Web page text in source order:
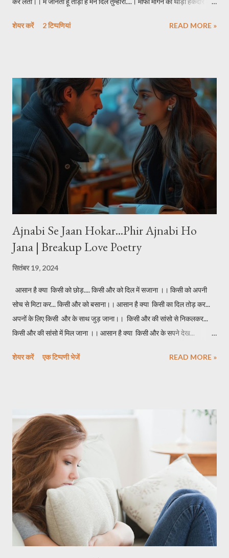
वफादार तो कर लेती।। ******
शेयर करें 2 टिप्पणियां READ MORE »
Ajnabi Se Jaan Hokar...Phir Ajnabi Ho
Jana | Breakup Love Poetry
सितंबर 19, 2024
आसान है क्या किसी को छोड़.... किसी और को दिल में सजाना ।। किसी को अपनी
सोच से मिटा कर... किसी और को बसाना।। आसान है क्या किसी का दिल तोड़ कर...
अपनों के लिए किसी और के साथ जुड़ जाना।। किसी और की सांसो से निकलकर...
किसी और की सांसो में मिल जाना ।। आसान है क्या किसी और के सपने देख...
का हाथ थाम कर बैठ जाना ।। आसान है क्या मोहब्बत का धागा उतार कर... किसी और
बहाना।। आसान है क्या ना चाहते हुए भी उसे.... किसी और के साथ जाते देखना।। हर
दिन ये ख्याल आना.... मुझे छोड़‌ वो किसी और की बाहों में होगी हर दिन किसी और की
पनाहों में होगी।। आसान है क्या बरसों की यादों को... एक पल में मिट...
शेयर करें एक टिप्पणी भेजें READ MORE »